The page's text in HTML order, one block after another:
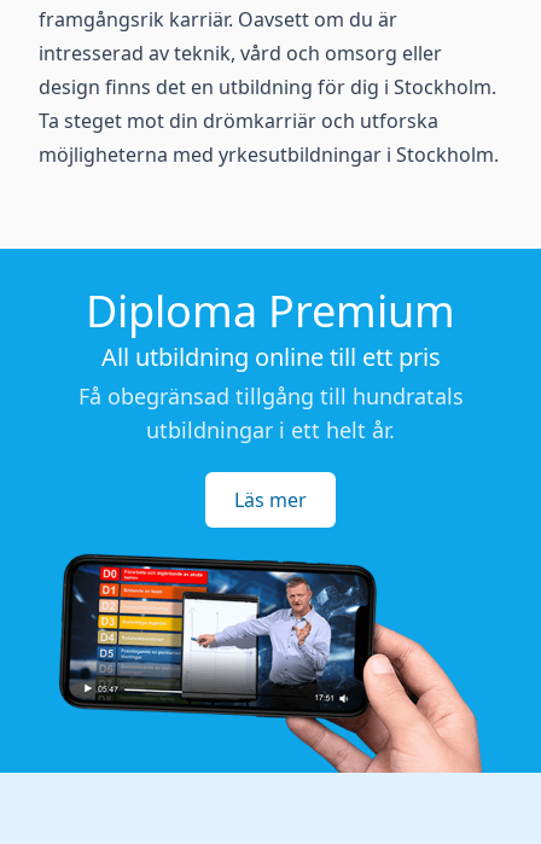
framgångsrik karriär. Oavsett om du är
intresserad av teknik, vård och omsorg eller
design finns det en utbildning för dig i Stockholm.
Ta steget mot din drömkarriär och utforska
möjligheterna med yrkesutbildningar i Stockholm.
Diploma Premium
All utbildning online till ett pris
Få obegränsad tillgång till hundratals
utbildningar i ett helt år.
Läs mer